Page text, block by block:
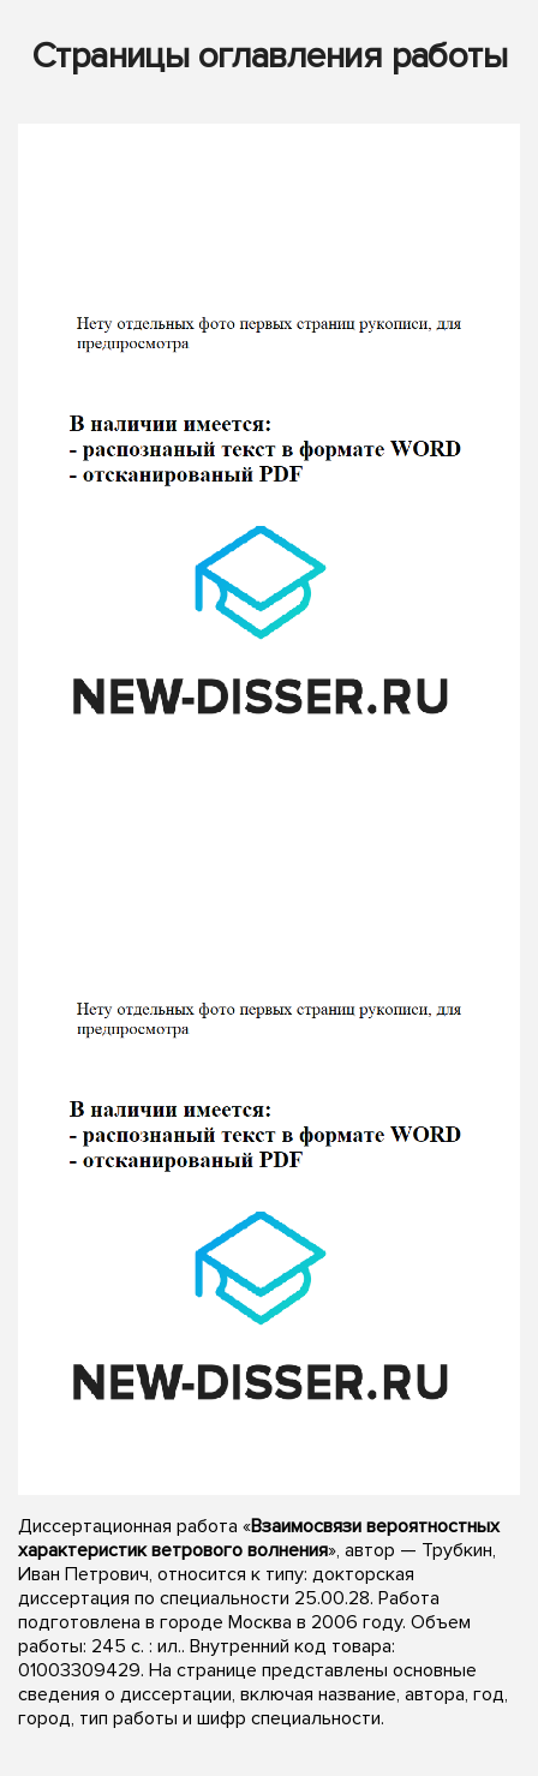
Страницы оглавления работы
Диссертационная работа «Взаимосвязи вероятностных
характеристик ветрового волнения», автор — Трубкин,
Иван Петрович, относится к типу: докторская
диссертация по специальности 25.00.28. Работа
подготовлена в городе Москва в 2006 году. Объем
работы: 245 с. : ил.. Внутренний код товара:
01003309429. На странице представлены основные
сведения о диссертации, включая название, автора, год,
город, тип работы и шифр специальности.